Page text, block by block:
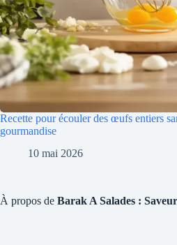
Recette pour écouler des œufs entiers
gourmandise
10 mai 2026
À propos de Barak A Salades :